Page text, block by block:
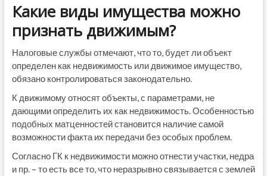
Какие виды имущества можно
признать движимым?
Налоговые службы отмечают, что то, будет ли объект
определен как недвижимость или движимое имущество,
обязано контролироваться законодательно.
К движимому относят объекты, с параметрами, не
дающими определить их как недвижимость. Особенностью
подобных матценностей становится наличие самой
возможности факта их передачи без особых проблем.
Согласно ГК к недвижимости можно отнести участки, недра
и пр. – то есть все то, что неразрывно связывается с землей